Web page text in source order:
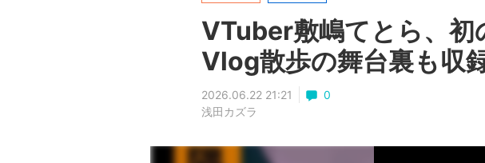
VTuber敷嶋てとら、
Vlog散歩の舞台裏も収
2026.06.22 21:21
0
浅田カズラ